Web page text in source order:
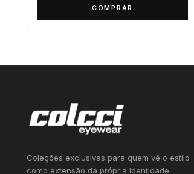
COMPRAR
Coleções exclusivas para quem vê o estilo
como extensão da própria identidade.